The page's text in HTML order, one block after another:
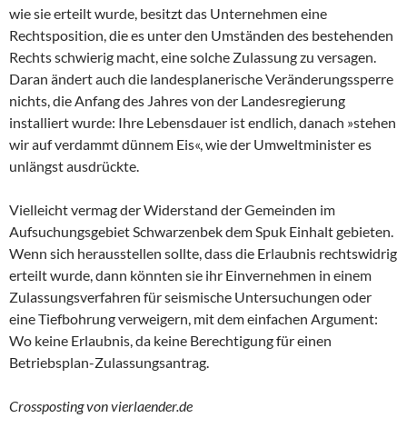
wie sie erteilt wurde, besitzt das Unternehmen eine
Rechtsposition, die es unter den Umständen des bestehenden
Rechts schwierig macht, eine solche Zulassung zu versagen.
Daran ändert auch die landesplanerische Veränderungssperre
nichts, die Anfang des Jahres von der Landesregierung
installiert wurde: Ihre Lebensdauer ist endlich, danach »stehen
wir auf verdammt dünnem Eis«, wie der Umweltminister es
unlängst ausdrückte.
Vielleicht vermag der Widerstand der Gemeinden im
Aufsuchungsgebiet Schwarzenbek dem Spuk Einhalt gebieten.
Wenn sich herausstellen sollte, dass die Erlaubnis rechtswidrig
erteilt wurde, dann könnten sie ihr Einvernehmen in einem
Zulassungsverfahren für seismische Untersuchungen oder
eine Tiefbohrung verweigern, mit dem einfachen Argument:
Wo keine Erlaubnis, da keine Berechtigung für einen
Betriebsplan-Zulassungsantrag.
Crossposting von vierlaender.de